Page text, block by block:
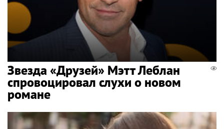
Звезда «Друзей» Мэтт Леблан
спровоцировал слухи о новом
романе